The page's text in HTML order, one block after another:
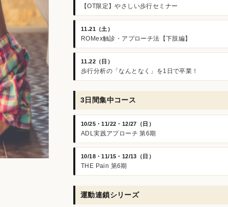
【OT限定】やさしい歩行セミナー
11.21（土）
ROMex触診・アプローチ法【下肢編】
11.22（日）
歩行分析の「なんとなく」を1日で卒業！
3日間集中コース
10/25・11/22・12/27（日）
ADL実践アプローチ 第6期
10/18・11/15・12/13（日）
THE Pain 第6期
運動連鎖シリーズ